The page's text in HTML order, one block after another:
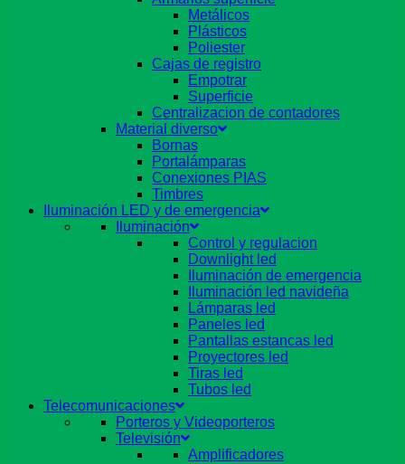
Metálicos
Plásticos
Poliester
Cajas de registro
Empotrar
Superficie
Centralizacion de contadores
Material diverso
Bornas
Portalámparas
Conexiones PIAS
Timbres
Iluminación LED y de emergencia
Iluminación
Control y regulacion
Downlight led
Iluminación de emergencia
Iluminación led navideña
Lámparas led
Paneles led
Pantallas estancas led
Proyectores led
Tiras led
Tubos led
Telecomunicaciones
Porteros y Videoporteros
Televisión
Amplificadores